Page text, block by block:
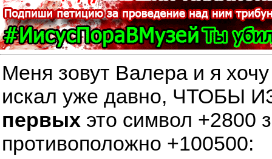
Меня зовут Валера и я
искал уже давно,
первых это символ +2800
противоположно +100500: